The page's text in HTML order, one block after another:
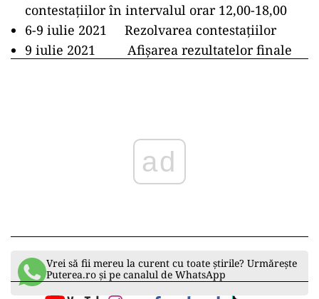
contestațiilor în intervalul orar 12,00-18,00
6-9 iulie 2021 Rezolvarea contestațiilor
9 iulie 2021 Afișarea rezultatelor finale
ad
Vrei să fii mereu la curent cu toate știrile? Urmărește
Puterea.ro și pe canalul de WhatsApp